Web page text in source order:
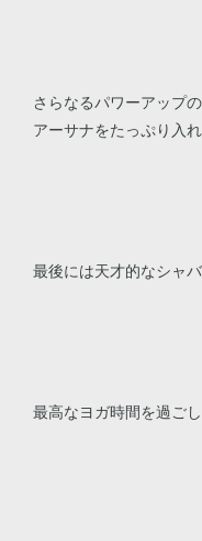
さらなるパワーアップ
アーサナをたっぷり入
最後には天才的なシャ
最高なヨガ時間を過ご